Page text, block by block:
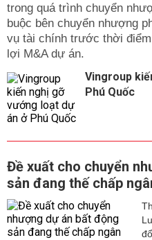
trong quá trình chuyển
buộc bên chuyển nhượng
vụ tài chính trước thời
lợi M&A dự án.
Vingroup
Phú Quốc
Đề xuất cho chuyển
sản đang thế chấp